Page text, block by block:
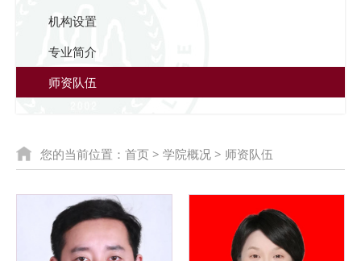
机构设置
专业简介
师资队伍
您的当前位置： 首页 > 学院概况 > 师资队伍